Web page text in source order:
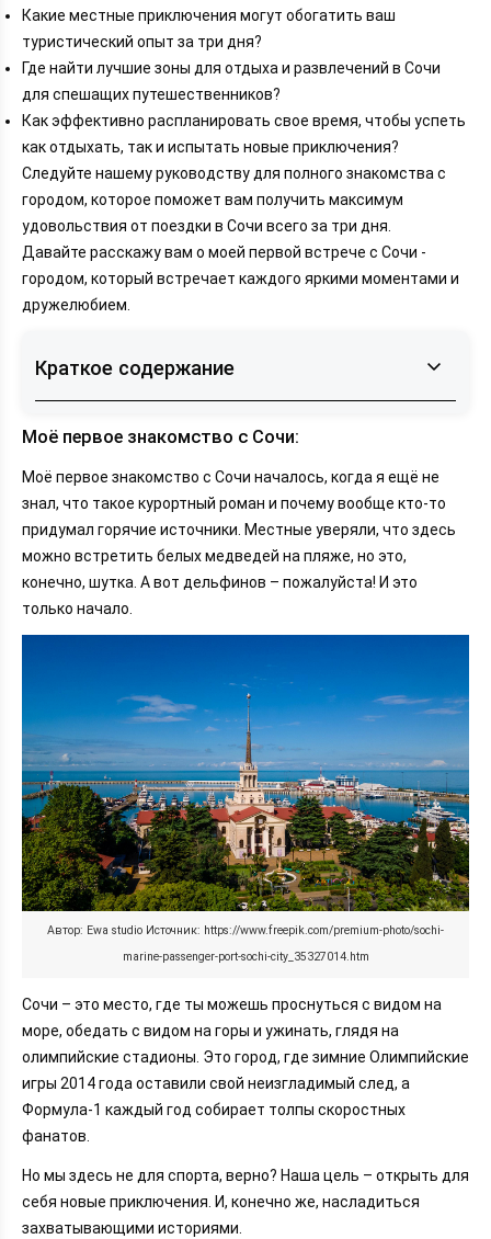
Какие местные приключения могут обогатить ваш
туристический опыт за три дня?
Где найти лучшие зоны для отдыха и развлечений в Сочи
для спешащих путешественников?
Как эффективно распланировать свое время, чтобы успеть
как отдыхать, так и испытать новые приключения?
Следуйте нашему руководству для полного знакомства с
городом, которое поможет вам получить максимум
удовольствия от поездки в Сочи всего за три дня.
Давайте расскажу вам о моей первой встрече с Сочи -
городом, который встречает каждого яркими моментами и
дружелюбием.
Краткое содержание
Моё первое знакомство с Сочи:
«Wind Rose Hotel & Spa» отель
«Золотой Дельфин» гостиница
«Рановский Парк» гостиница
«Green House Detox & SPA Hotel» отель
«BERGS» гостиница
«Баунти» гостиница
День 1: веселые забавы днём и вечерние
приключения
День 2: с восхода до заката - Ваш маршрут по
Сочи
День 2: ночные шалости в Сочи
День 3: с рассвета до заката - финальный день в
Сочи
День 3: вечерние прощания и ночной Сочи
Советы и рекомендации, как завоевать Сочи за 3
Моё первое знакомство с Сочи:
Моё первое знакомство с Сочи началось, когда я ещё не
знал, что такое курортный роман и почему вообще кто-то
придумал горячие источники. Местные уверяли, что здесь
можно встретить белых медведей на пляже, но это,
конечно, шутка. А вот дельфинов – пожалуйста! И это
только начало.
Автор: Ewa studio Источник: https://www.freepik.com/premium-photo/sochi-
marine-passenger-port-sochi-city_35327014.htm
Сочи – это место, где ты можешь проснуться с видом на
море, обедать с видом на горы и ужинать, глядя на
олимпийские стадионы. Это город, где зимние Олимпийские
игры 2014 года оставили свой неизгладимый след, а
Формула-1 каждый год собирает толпы скоростных
фанатов.
Но мы здесь не для спорта, верно? Наша цель – открыть для
себя новые приключения. И, конечно же, насладиться
захватывающими историями.